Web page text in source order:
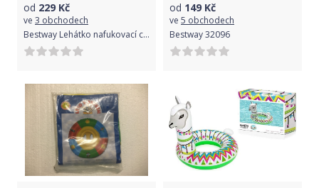
od 229 Kč
ve 3 obchodech
Bestway Lehátko nafukovací citron 1.71m x 89cm
od 149 Kč
ve 5 obchodech
Bestway 32096